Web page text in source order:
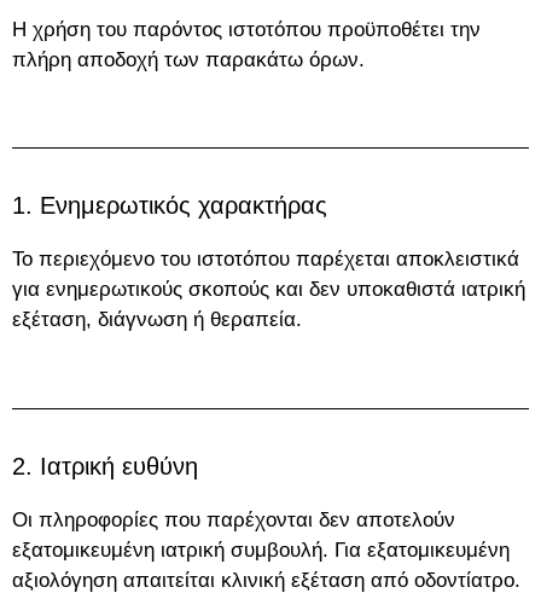
Η χρήση του παρόντος ιστοτόπου προϋποθέτει την
πλήρη αποδοχή των παρακάτω όρων.
1. Ενημερωτικός χαρακτήρας
Το περιεχόμενο του ιστοτόπου παρέχεται αποκλειστικά
για ενημερωτικούς σκοπούς και δεν υποκαθιστά ιατρική
εξέταση, διάγνωση ή θεραπεία.
2. Ιατρική ευθύνη
Οι πληροφορίες που παρέχονται δεν αποτελούν
εξατομικευμένη ιατρική συμβουλή. Για εξατομικευμένη
αξιολόγηση απαιτείται κλινική εξέταση από οδοντίατρο.